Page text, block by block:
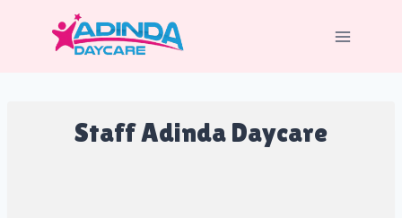
Staff Adinda Daycare